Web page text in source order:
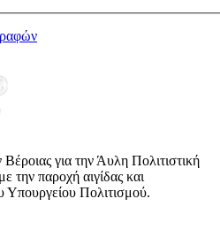
για την Άυλη Πολιτιστική
την παροχή αιγίδας και
Υπουργείου Πολιτισμού.